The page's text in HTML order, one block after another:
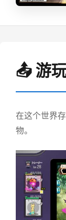
📤 游
在这个世界
物。